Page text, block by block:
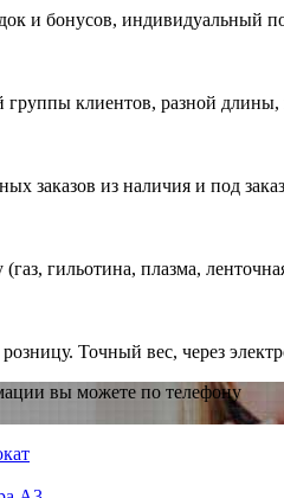
и бонусов, индивидуальный
группы клиентов, разной длины,
заказов из наличия и под заказ
гильотина, плазма,
Точный вес, через
вы можете по телефону